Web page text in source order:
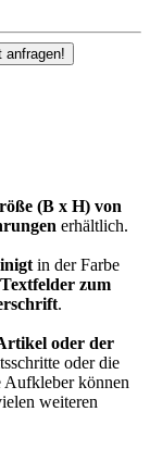
Material, Größe oder Ausführung nicht dabei? Jetzt anfragen!
(B x H) von
erhältlich.
in der Farbe
Textfelder zum
.
oder der
oder die
Aufkleber können
weiteren